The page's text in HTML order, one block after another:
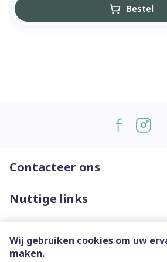
Wij gebruiken cookies om uw
maken.
Bestel
Contacteer ons
Nuttige links